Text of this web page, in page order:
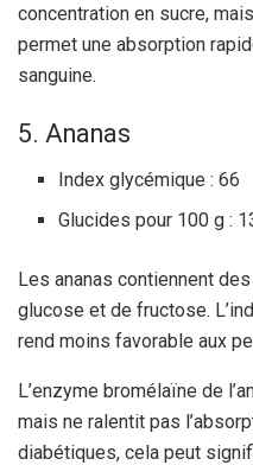
concentration en sucre,
permet une absorption
sanguine.
5. Ananas
Index glycémique : 66
Glucides pour 100 g :
Les ananas contiennent
glucose et de fructose.
rend moins favorable aux
L’enzyme bromélaïne de
mais ne ralentit pas
diabétiques, cela peut